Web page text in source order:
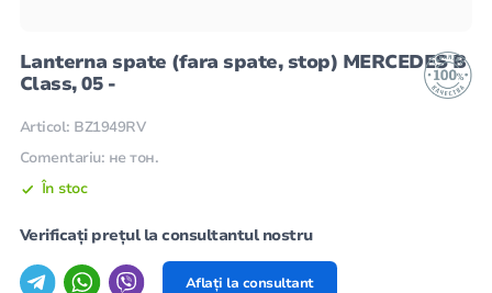
Lanterna spate (fara spate, stop) MERCEDES B
Class, 05 -
Articol: BZ1949RV
Comentariu: не тон.
În stoc
Verificați prețul la consultantul nostru
Aflați la consultant